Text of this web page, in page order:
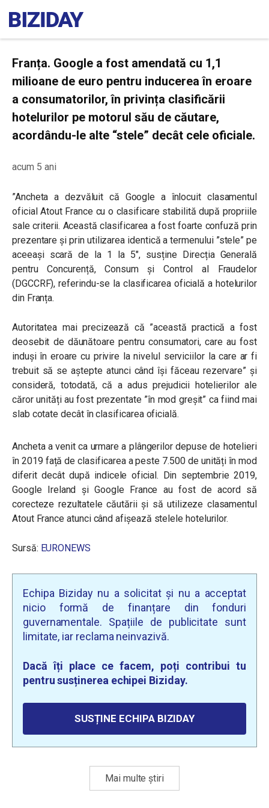
Franța. Google a fost amendată cu 1,1
milioane de euro pentru inducerea în eroare
a consumatorilor, în privința clasificării
hotelurilor pe motorul său de căutare,
acordându-le alte “stele” decât cele oficiale.
acum 5 ani
”Ancheta a dezvăluit că Google a înlocuit clasamentul
oficial Atout France cu o clasificare stabilită după propriile
sale criterii. Această clasificarea a fost foarte confuză prin
prezentare și prin utilizarea identică a termenului ”stele” pe
aceeași scară de la 1 la 5″, susține Direcția Generală
pentru Concurență, Consum și Control al Fraudelor
(DGCCRF), referindu-se la clasificarea oficială a hotelurilor
din Franța.
Autoritatea mai precizează că ”această practică a fost
deosebit de dăunătoare pentru consumatori, care au fost
induși în eroare cu privire la nivelul serviciilor la care ar fi
trebuit să se aștepte atunci când își făceau rezervare”și
consideră, totodată, că a adus prejudicii hotelierilor ale
căror unități au fost prezentate ”în mod greșit” ca fiind mai
slab cotate decât în clasificarea oficială.
Ancheta a venit ca urmare a plângerilor depuse de hotelieri
în 2019 față de clasificarea a peste 7.500 de unități în mod
diferit decât după indicele oficial. Din septembrie 2019,
Google Ireland și Google France au fost de acord să
corecteze rezultatele căutării și să utilizeze clasamentul
Atout France atunci când afișează stelele hotelurilor.
Sursă: EURONEWS
Echipa Biziday nu a solicitat și nu a acceptat
nicio formă de finanțare din fonduri
guvernamentale. Spațiile de publicitate sunt
limitate, iar reclama neinvazivă.
Dacă îți place ce facem, poți contribui tu
pentru susținerea echipei Biziday.
SUSȚINE ECHIPA BIZIDAY
Mai multe știri